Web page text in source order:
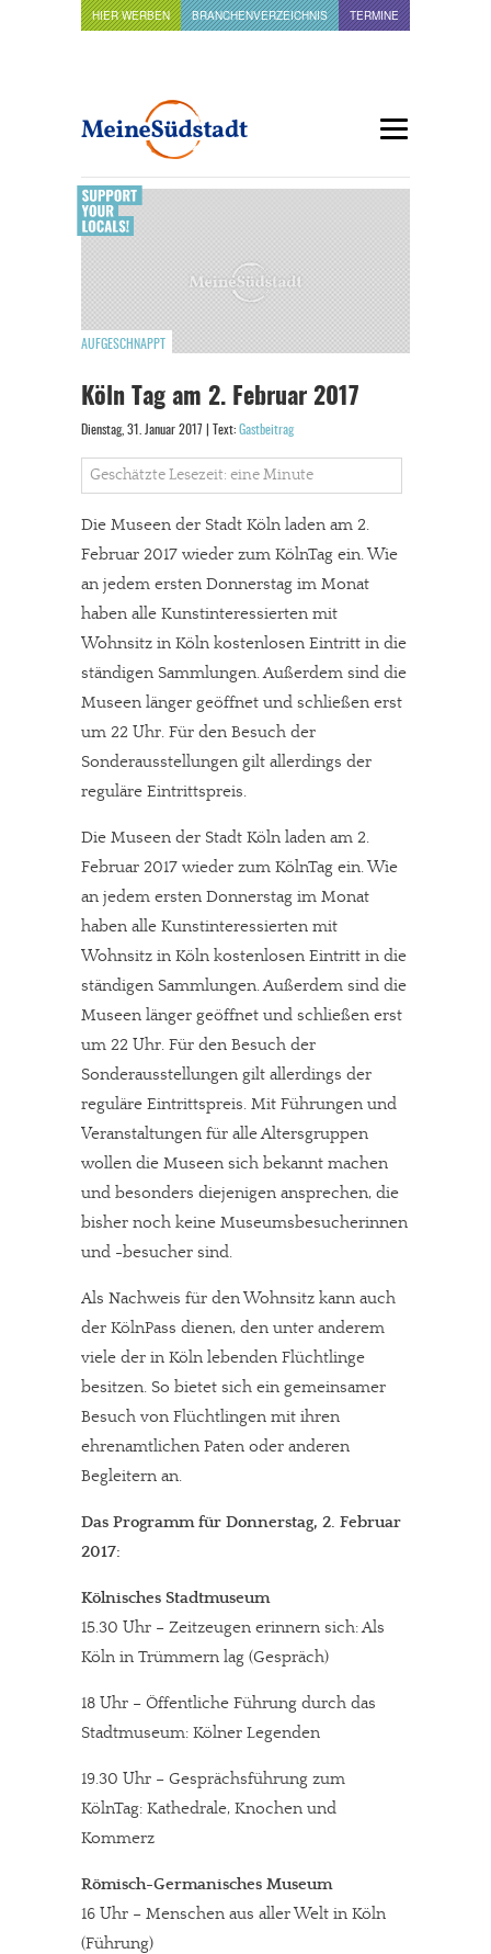
HIER WERBEN BRANCHENVERZEICHNIS TERMINE
AUFGESCHNAPPT
Köln Tag am 2. Februar 2017
Dienstag, 31. Januar 2017 | Text: Gastbeitrag
Geschätzte Lesezeit: eine Minute
Die Museen der Stadt Köln laden am 2.
Februar 2017 wieder zum KölnTag ein. Wie
an jedem ersten Donnerstag im Monat
haben alle Kunstinteressierten mit
Wohnsitz in Köln kostenlosen Eintritt in die
ständigen Sammlungen. Außerdem sind die
Museen länger geöffnet und schließen erst
um 22 Uhr. Für den Besuch der
Sonderausstellungen gilt allerdings der
reguläre Eintrittspreis.
Die Museen der Stadt Köln laden am 2.
Februar 2017 wieder zum KölnTag ein. Wie
an jedem ersten Donnerstag im Monat
haben alle Kunstinteressierten mit
Wohnsitz in Köln kostenlosen Eintritt in die
ständigen Sammlungen. Außerdem sind die
Museen länger geöffnet und schließen erst
um 22 Uhr. Für den Besuch der
Sonderausstellungen gilt allerdings der
reguläre Eintrittspreis. Mit Führungen und
Veranstaltungen für alle Altersgruppen
wollen die Museen sich bekannt machen
und besonders diejenigen ansprechen, die
bisher noch keine Museumsbesucherinnen
und -besucher sind.
Als Nachweis für den Wohnsitz kann auch
der KölnPass dienen, den unter anderem
viele der in Köln lebenden Flüchtlinge
besitzen. So bietet sich ein gemeinsamer
Besuch von Flüchtlingen mit ihren
ehrenamtlichen Paten oder anderen
Begleitern an.
Das Programm für Donnerstag, 2. Februar
2017:
Kölnisches Stadtmuseum
15.30 Uhr – Zeitzeugen erinnern sich: Als
Köln in Trümmern lag (Gespräch)
18 Uhr – Öffentliche Führung durch das
Stadtmuseum: Kölner Legenden
19.30 Uhr – Gesprächsführung zum
KölnTag: Kathedrale, Knochen und
Kommerz
Römisch-Germanisches Museum
16 Uhr – Menschen aus aller Welt in Köln
(Führung)